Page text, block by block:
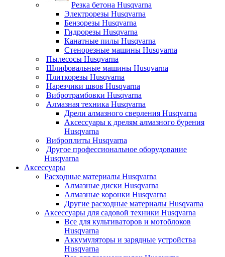
Резка бетона Husqvarna
Электрорезы Husqvarna
Бензорезы Husqvarna
Гидрорезы Husqvarna
Канатные пилы Husqvarna
Стенорезные машины Husqvarna
Пылесосы Husqvarna
Шлифовальные машины Husqvarna
Плиткорезы Husqvarna
Нарезчики швов Husqvarna
Вибротрамбовки Husqvarna
Алмазная техника Husqvarna
Дрели алмазного сверления Husqvarna
Аксессуары к дрелям алмазного бурения
Husqvarna
Виброплиты Husqvarna
Другое профессиональное оборудование
Husqvarna
Аксессуары
Расходные материалы Husqvarna
Алмазные диски Husqvarna
Алмазные коронки Husqvarna
Другие расходные материалы Husqvarna
Аксессуары для садовой техники Husqvarna
Все для культиваторов и мотоблоков
Husqvarna
Аккумуляторы и зарядные устройства
Husqvarna